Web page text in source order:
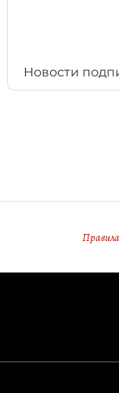
Новости